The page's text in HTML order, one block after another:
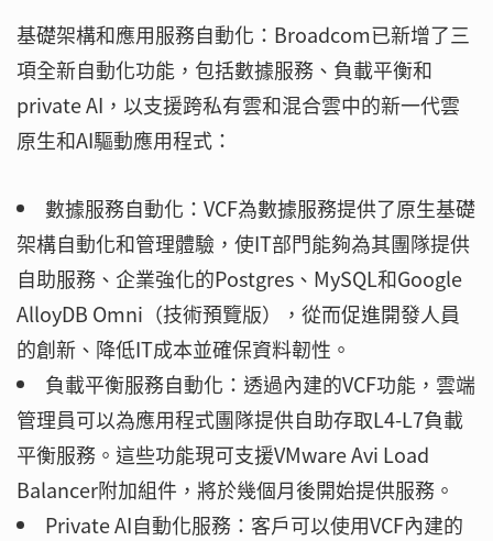
基礎架構和應用服務自動化：Broadcom已新增了三
項全新自動化功能，包括數據服務、負載平衡和
private AI，以支援跨私有雲和混合雲中的新一代雲
原生和AI驅動應用程式：
數據服務自動化：VCF為數據服務提供了原生基礎
架構自動化和管理體驗，使IT部門能夠為其團隊提供
自助服務、企業強化的Postgres、MySQL和Google
AlloyDB Omni（技術預覽版），從而促進開發人員
的創新、降低IT成本並確保資料韌性。
負載平衡服務自動化：透過內建的VCF功能，雲端
管理員可以為應用程式團隊提供自助存取L4-L7負載
平衡服務。這些功能現可支援VMware Avi Load
Balancer附加組件，將於幾個月後開始提供服務。
Private AI自動化服務：客戶可以使用VCF內建的